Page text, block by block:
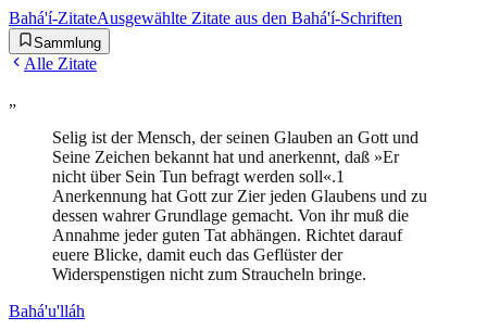
Bahá'í-ZitateAusgewählte Zitate aus den Bahá'í-Schriften
Sammlung
Alle Zitate
„
Selig ist der Mensch, der seinen Glauben an Gott und
Seine Zeichen bekannt hat und anerkennt, daß »Er
nicht über Sein Tun befragt werden soll«.1
Anerkennung hat Gott zur Zier jeden Glaubens und zu
dessen wahrer Grundlage gemacht. Von ihr muß die
Annahme jeder guten Tat abhängen. Richtet darauf
euere Blicke, damit euch das Geflüster der
Widerspenstigen nicht zum Straucheln bringe.
Bahá'u'lláh